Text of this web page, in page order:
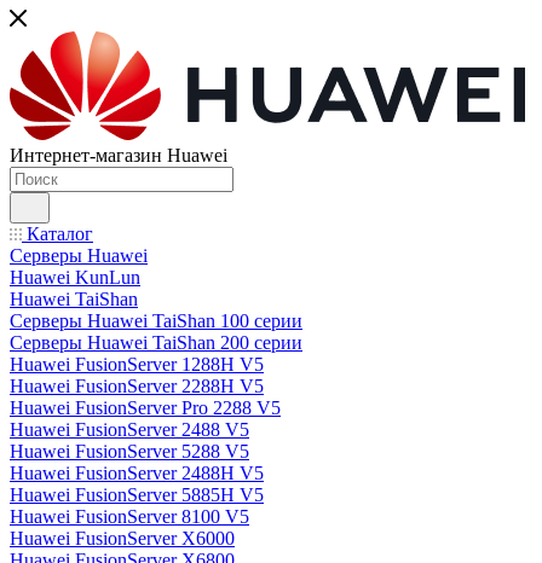
Интернет-магазин Huawei
Каталог
Серверы Huawei
Huawei KunLun
Huawei TaiShan
Серверы Huawei TaiShan 100 серии
Серверы Huawei TaiShan 200 серии
Huawei FusionServer 1288H V5
Huawei FusionServer 2288H V5
Huawei FusionServer Pro 2288 V5
Huawei FusionServer 2488 V5
Huawei FusionServer 5288 V5
Huawei FusionServer 2488H V5
Huawei FusionServer 5885H V5
Huawei FusionServer 8100 V5
Huawei FusionServer X6000